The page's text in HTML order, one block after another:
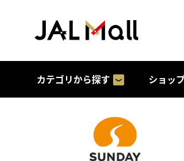
カテゴリから探す ショッ